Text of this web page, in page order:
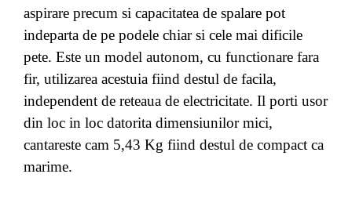
aspirare precum si capacitatea de spalare pot
indeparta de pe podele chiar si cele mai dificile
pete. Este un model autonom, cu functionare fara
fir, utilizarea acestuia fiind destul de facila,
independent de reteaua de electricitate. Il porti usor
din loc in loc datorita dimensiunilor mici,
cantareste cam 5,43 Kg fiind destul de compact ca
marime.